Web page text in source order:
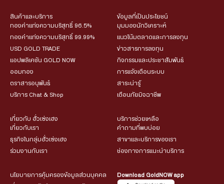
สินค้าและบริการ
ทองคำแท่งความบริสุทธิ์ 96.5%
ทองคำแท่งความบริสุทธิ์ 99.99%
USD GOLD TRADE
แอปพลิเคชัน GOLD NOW
ออมทอง
ตราสารอนุพันธ์
บริการ Chat & Shop
ข้อมูลที่เป็นประโยชน์
มุมมองนักวิเคราะห์
แนวโน้มตลาดและการลงทุน
ข่าวสารการลงทุน
กิจกรรมและประชาสัมพันธ์
การแจ้งเตือนระบบ
สาระน่ารู้
เตือนภัยมิจฉาชีพ
เกี่ยวกับ ฮั่วเซ่งเฮง
เกี่ยวกับเรา
ธุรกิจในกลุ่มฮั่วเซ่งเฮง
ร่วมงานกับเรา
บริการช่วยเหลือ
คำถามที่พบบ่อย
สาขาและบริการของเรา
ช่องทางการแนะนำบริการ
นโยบายการคุ้มครองข้อมูลส่วนบุคคล
Download GoldNOW app